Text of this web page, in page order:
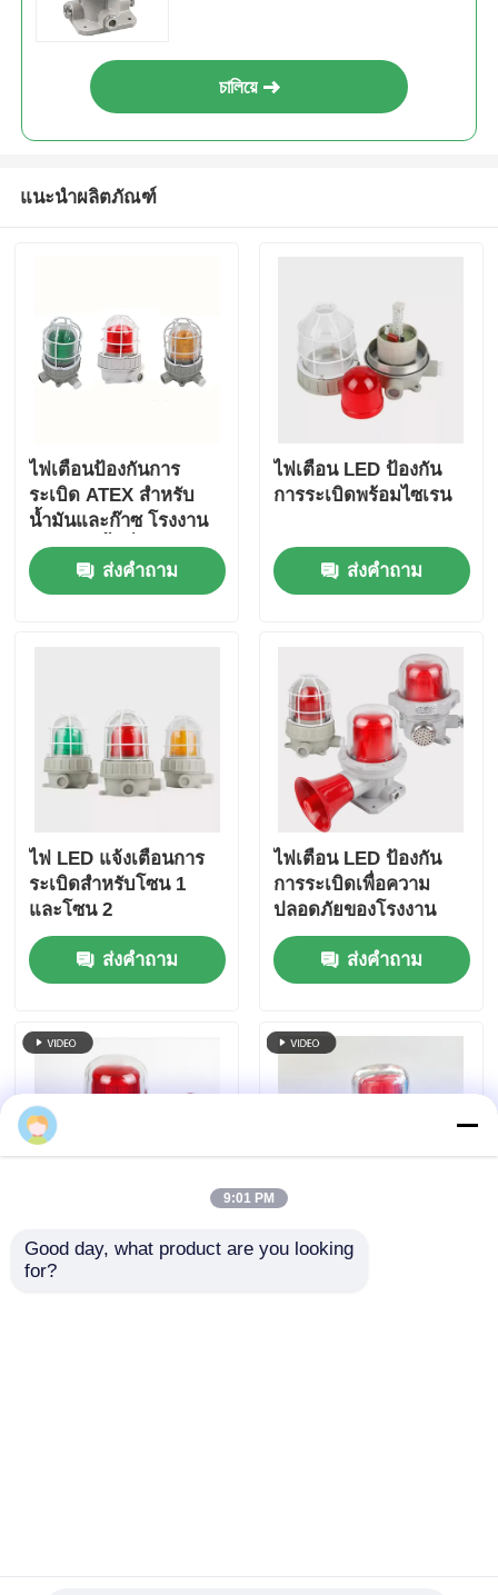
চালিয়ে
แนะนำผลิตภัณฑ์
ไฟเตือนป้องกันการ
ระเบิด ATEX สำหรับ
น้ำมันและก๊าซ โรงงาน
เคมี และพื้นที่อันตราย
ส่งคำถาม
ไฟเตือน LED ป้องกัน
การระเบิดพร้อมไซเรน
ส่งคำถาม
ไฟ LED แจ้งเตือนการ
ระเบิดสำหรับโซน 1
และโซน 2
ส่งคำถาม
ไฟเตือน LED ป้องกัน
การระเบิดเพื่อความ
ปลอดภัยของโรงงาน
ส่งคำถาม
ผู้ผลิตไฟสตาร์ม LED กัน
ระเบิดที่สามารถปรับ
ไฟ LED สัญญาณกันฝุ่น
9:01 PM
Good day, what product are you looking
for?